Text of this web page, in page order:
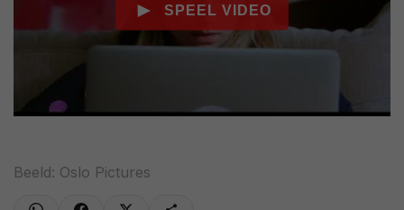
Beeld: Oslo Pictures